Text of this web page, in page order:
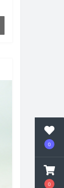
0
0